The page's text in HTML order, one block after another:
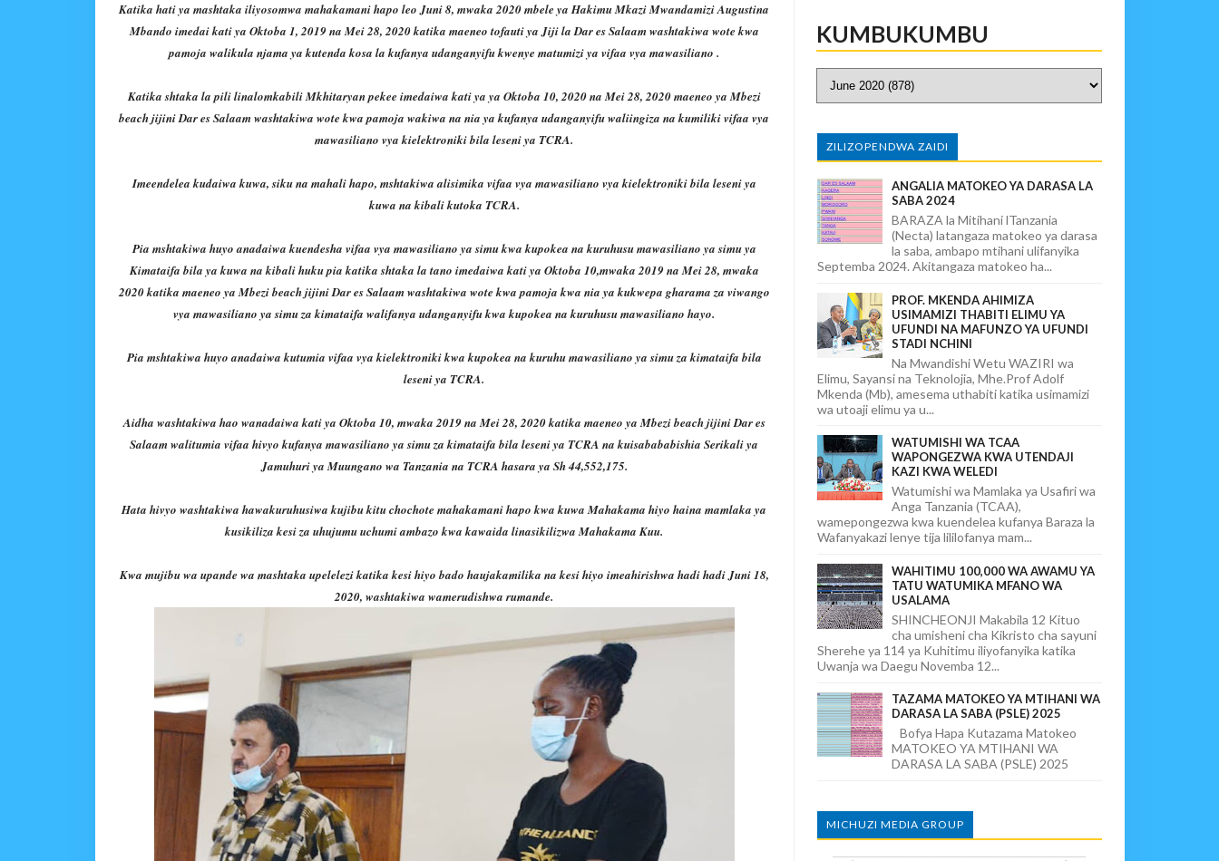
Katika hati ya mashtaka iliyosomwa mahakamani hapo leo Juni 8, mwaka 2020 mbele ya Hakimu Mkazi Mwandamizi Augustina
Mbando imedai kati ya Oktoba 1, 2019 na Mei 28, 2020 katika maeneo tofauti ya Jiji la Dar es Salaam washtakiwa wote kwa
pamoja walikula njama ya kutenda kosa la kufanya udanganyifu kwenye matumizi ya vifaa vya mawasiliano .
Katika shtaka la pili linalomkabili Mkhitaryan pekee imedaiwa kati ya ya Oktoba 10, 2020 na Mei 28, 2020 maeneo ya Mbezi
beach jijini Dar es Salaam washtakiwa wote kwa pamoja wakiwa na nia ya kufanya udanganyifu waliingiza na kumiliki vifaa vya
mawasiliano vya kielektroniki bila leseni ya TCRA.
Imeendelea kudaiwa kuwa, siku na mahali hapo, mshtakiwa alisimika vifaa vya mawasiliano vya kielektroniki bila leseni ya
kuwa na kibali kutoka TCRA.
Pia mshtakiwa huyo anadaiwa kuendesha vifaa vya mawasiliano ya simu kwa kupokea na kuruhusu mawasiliano ya simu ya
Kimataifa bila ya kuwa na kibali huku pia katika shtaka la tano imedaiwa kati ya Oktoba 10,mwaka 2019 na Mei 28, mwaka
2020 katika maeneo ya Mbezi beach jijini Dar es Salaam washtakiwa wote kwa pamoja kwa nia ya kukwepa gharama za viwango
vya mawasiliano ya simu za kimataifa walifanya udanganyifu kwa kupokea na kuruhusu mawasiliano hayo.
Pia mshtakiwa huyo anadaiwa kutumia vifaa vya kielektroniki kwa kupokea na kuruhu mawasiliano ya simu za kimataifa bila
leseni ya TCRA.
Aidha washtakiwa hao wanadaiwa kati ya Oktoba 10, mwaka 2019 na Mei 28, 2020 katika maeneo ya Mbezi beach jijini Dar es
Salaam walitumia vifaa hivyo kufanya mawasiliano ya simu za kimataifa bila leseni ya TCRA na kuisabababishia Serikali ya
Jamuhuri ya Muungano wa Tanzania na TCRA hasara ya Sh 44,552,175.
Hata hivyo washtakiwa hawakuruhusiwa kujibu kitu chochote mahakamani hapo kwa kuwa Mahakama hiyo haina mamlaka ya
kusikiliza kesi za uhujumu uchumi ambazo kwa kawaida linasikilizwa Mahakama Kuu.
Kwa mujibu wa upande wa mashtaka upelelezi katika kesi hiyo bado haujakamilika na kesi hiyo imeahirishwa hadi hadi Juni 18,
2020, washtakiwa wamerudishwa rumande.
KUMBUKUMBU
ZILIZOPENDWA ZAIDI
ANGALIA MATOKEO YA DARASA LA
SABA 2024
BARAZA la Mitihani lTanzania
(Necta) latangaza matokeo ya darasa
la saba, ambapo mtihani ulifanyika
Septemba 2024. Akitangaza matokeo ha...
PROF. MKENDA AHIMIZA
USIMAMIZI THABITI ELIMU YA
UFUNDI NA MAFUNZO YA UFUNDI
STADI NCHINI
Na Mwandishi Wetu WAZIRI wa
Elimu, Sayansi na Teknolojia, Mhe.Prof Adolf
Mkenda (Mb), amesema uthabiti katika usimamizi
wa utoaji elimu ya u...
WATUMISHI WA TCAA
WAPONGEZWA KWA UTENDAJI
KAZI KWA WELEDI
Watumishi wa Mamlaka ya Usafiri wa
Anga Tanzania (TCAA),
wamepongezwa kwa kuendelea kufanya Baraza la
Wafanyakazi lenye tija lililofanya mam...
WAHITIMU 100,000 WA AWAMU YA
TATU WATUMIKA MFANO WA
USALAMA
SHINCHEONJI Makabila 12 Kituo
cha umisheni cha Kikristo cha sayuni
Sherehe ya 114 ya Kuhitimu iliyofanyika katika
Uwanja wa Daegu Novemba 12...
TAZAMA MATOKEO YA MTIHANI WA
DARASA LA SABA (PSLE) 2025
Bofya Hapa Kutazama Matokeo
MATOKEO YA MTIHANI WA
DARASA LA SABA (PSLE) 2025
MICHUZI MEDIA GROUP